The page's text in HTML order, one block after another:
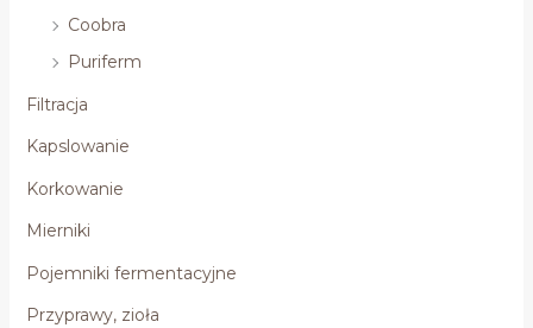
Coobra
Puriferm
Filtracja
Kapslowanie
Korkowanie
Mierniki
Pojemniki fermentacyjne
Przyprawy, zioła